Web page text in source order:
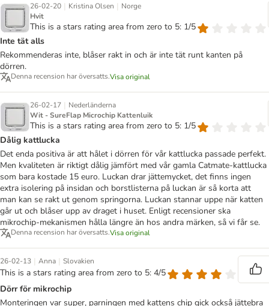
26-02-20 | Kristina Olsen | Norge
Hvit
This is a stars rating area from zero to 5: 1/5
Inte tät alls
Rekommenderas inte, blåser rakt in och är inte tät runt kanten på
dörren.
Denna recension har översatts.Visa original
26-02-17 | Nederländerna
Wit - SureFlap Microchip Kattenluik
This is a stars rating area from zero to 5: 1/5
Dålig kattlucka
Det enda positiva är att hålet i dörren för vår kattlucka passade perfekt.
Men kvaliteten är riktigt dålig jämfört med vår gamla Catmate-kattlucka
som bara kostade 15 euro. Luckan drar jättemycket, det finns ingen
extra isolering på insidan och borstlisterna på luckan är så korta att
man kan se rakt ut genom springorna. Luckan stannar uppe när katten
går ut och blåser upp av draget i huset. Enligt recensioner ska
mikrochip-mekanismen hålla längre än hos andra märken, så vi får se.
Denna recension har översatts.Visa original
26-02-13 | Anna | Slovakien
This is a stars rating area from zero to 5: 4/5
Dörr för mikrochip
Monteringen var super, parningen med kattens chip gick också jättebra